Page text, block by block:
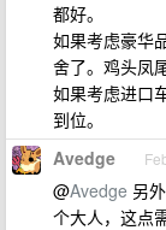
都好。
如果考虑豪华
舍了。鸡头凤
如果考虑进口
到位。
Avedge
@Avedge 另
个大人，这点